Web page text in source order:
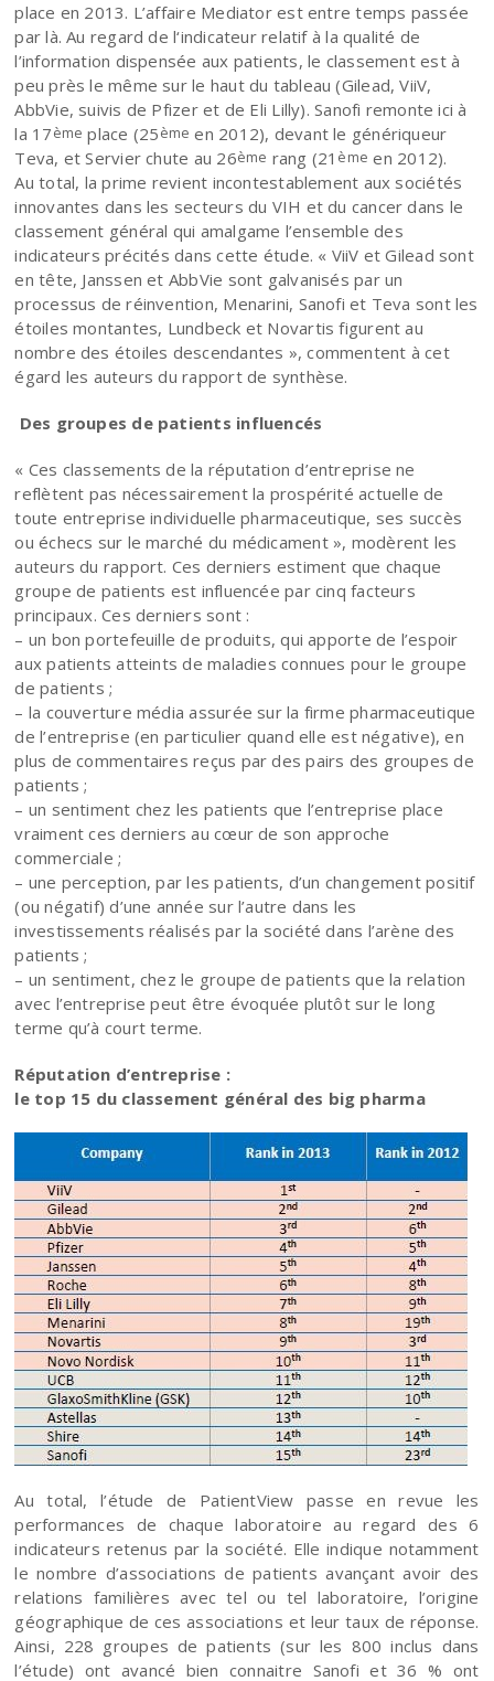
place en 2013. L’affaire Mediator est entre temps passée
par là. Au regard de l‘indicateur relatif à la qualité de
l’information dispensée aux patients, le classement est à
peu près le même sur le haut du tableau (Gilead, ViiV,
AbbVie, suivis de Pfizer et de Eli Lilly). Sanofi remonte ici à
la 17ème place (25ème en 2012), devant le génériqueur
Teva, et Servier chute au 26ème rang (21 ème en 2012).
Au total, la prime revient incontestablement aux sociétés
innovantes dans les secteurs du VIH et du cancer dans le
classement général qui amalgame l’ensemble des
indicateurs précités dans cette étude. « ViiV et Gilead sont
en tête, Janssen et AbbVie sont galvanisés par un
processus de réinvention, Menarini, Sanofi et Teva sont les
étoiles montantes, Lundbeck et Novartis figurent au
nombre des étoiles descendantes », commentent à cet
égard les auteurs du rapport de synthèse.
Des groupes de patients influencés
« Ces classements de la réputation d’entreprise ne
reflètent pas nécessairement la prospérité actuelle de
toute entreprise individuelle pharmaceutique, ses succès
ou échecs sur le marché du médicament », modèrent les
auteurs du rapport. Ces derniers estiment que chaque
groupe de patients est influencée par cinq facteurs
principaux. Ces derniers sont :
– un bon portefeuille de produits, qui apporte de l’espoir
aux patients atteints de maladies connues pour le groupe
de patients ;
– la couverture média assurée sur la firme pharmaceutique
de l’entreprise (en particulier quand elle est négative), en
plus de commentaires reçus par des pairs des groupes de
patients ;
– un sentiment chez les patients que l’entreprise place
vraiment ces derniers au cœur de son approche
commerciale ;
– une perception, par les patients, d’un changement positif
(ou négatif) d’une année sur l’autre dans les
investissements réalisés par la société dans l’arène des
patients ;
– un sentiment, chez le groupe de patients que la relation
avec l’entreprise peut être évoquée plutôt sur le long
terme qu’à court terme.
Réputation d’entreprise :
le top 15 du classement général des big pharma
Au total, l’étude de PatientView passe en revue les
performances de chaque laboratoire au regard des 6
indicateurs retenus par la société. Elle indique notamment
le nombre d’associations de patients avançant avoir des
relations familières avec tel ou tel laboratoire, l’origine
géographique de ces associations et leur taux de réponse.
Ainsi, 228 groupes de patients (sur les 800 inclus dans
l’étude) ont avancé bien connaitre Sanofi et 36 % ont